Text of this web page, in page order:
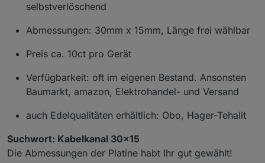
selbstverlöschend
Abmessungen: 30mm x 15mm, Länge frei wählbar
Preis ca. 10ct pro Gerät
Verfügbarkeit: oft im eigenen Bestand. Ansonsten
Baumarkt, amazon, Elektrohandel- und Versand
auch Edelqualitäten erhältlich: Obo, Hager-Tehalit
Suchwort: Kabelkanal 30x15
Die Abmessungen der Platine habt Ihr gut gewählt!